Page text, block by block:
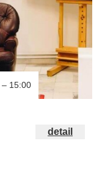
15:00
detail